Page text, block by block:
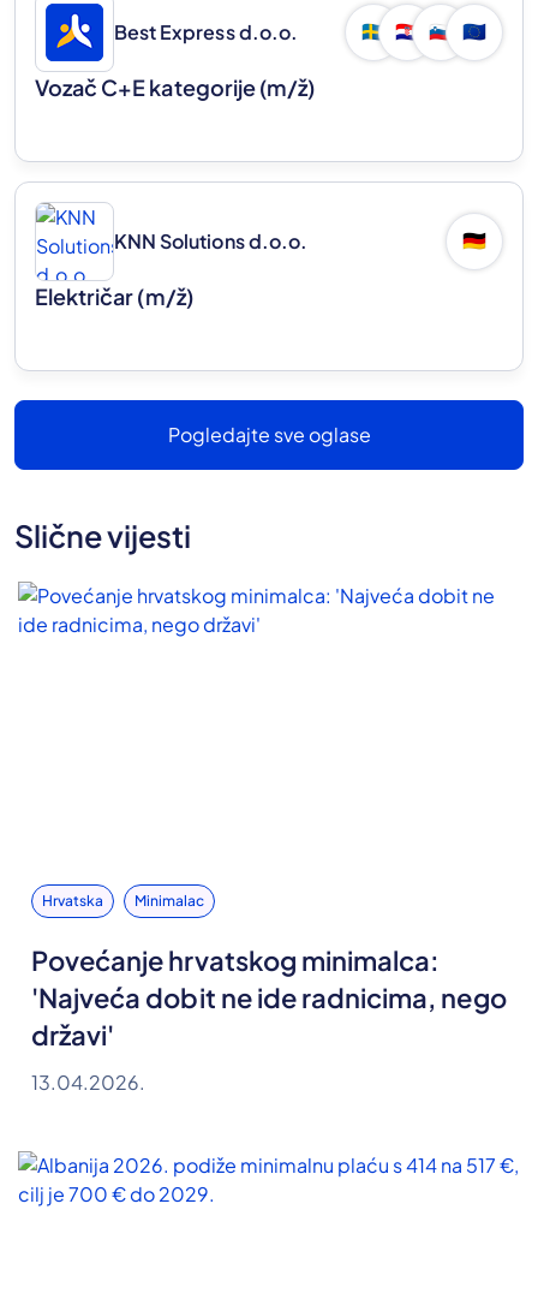
Best Express d.o.o. 🇸🇪 🇭🇷 🇸🇮 🇪🇺
Vozač C+E kategorije(m/ž)
KNN Solutions d.o.o. 🇩🇪
Električar(m/ž)
Pogledajte sve oglase
Slične vijesti
Hrvatska Minimalac
Povećanje hrvatskog minimalca:
'Najveća dobit ne ide radnicima, nego
državi'
13.04.2026.